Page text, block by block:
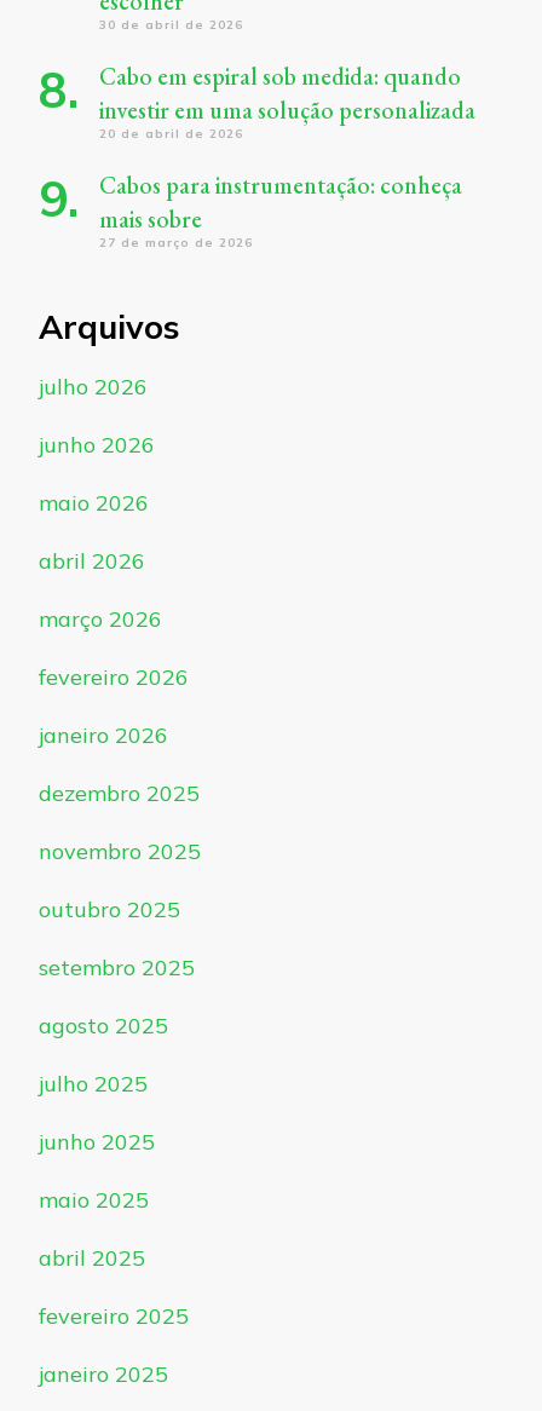
30 de abril de 2026
Cabo em espiral sob medida: quando
investir em uma solução personalizada
20 de abril de 2026
Cabos para instrumentação: conheça
mais sobre
27 de março de 2026
Arquivos
julho 2026
junho 2026
maio 2026
abril 2026
março 2026
fevereiro 2026
janeiro 2026
dezembro 2025
novembro 2025
outubro 2025
setembro 2025
agosto 2025
julho 2025
junho 2025
maio 2025
abril 2025
fevereiro 2025
janeiro 2025